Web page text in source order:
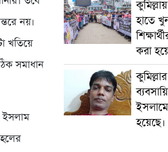
নয়।
খতিয়ে
সমাধান
ইসলাম
হাতে
করা
হয়েছে।